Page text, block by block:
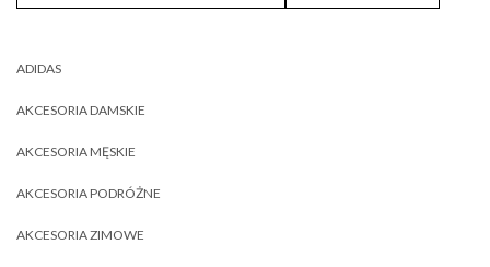
ADIDAS
AKCESORIA DAMSKIE
AKCESORIA MĘSKIE
AKCESORIA PODRÓŻNE
AKCESORIA ZIMOWE